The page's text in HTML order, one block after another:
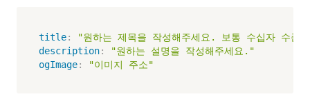
title:
"원하는 제목을 작성해주세요. 보통 수십자 수준
description:
"원하는 설명을 작성해주세요."
ogImage: "이미지 주소"